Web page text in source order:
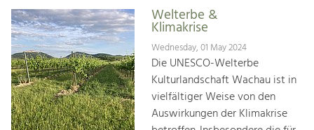
Increase in Regional Value Added.Welterbe &
Klimakrise
Wednesday, 01 May 2024
Die UNESCO-Welterbe
Kulturlandschaft Wachau ist in
vielfältiger Weise von den
Auswirkungen der Klimakrise